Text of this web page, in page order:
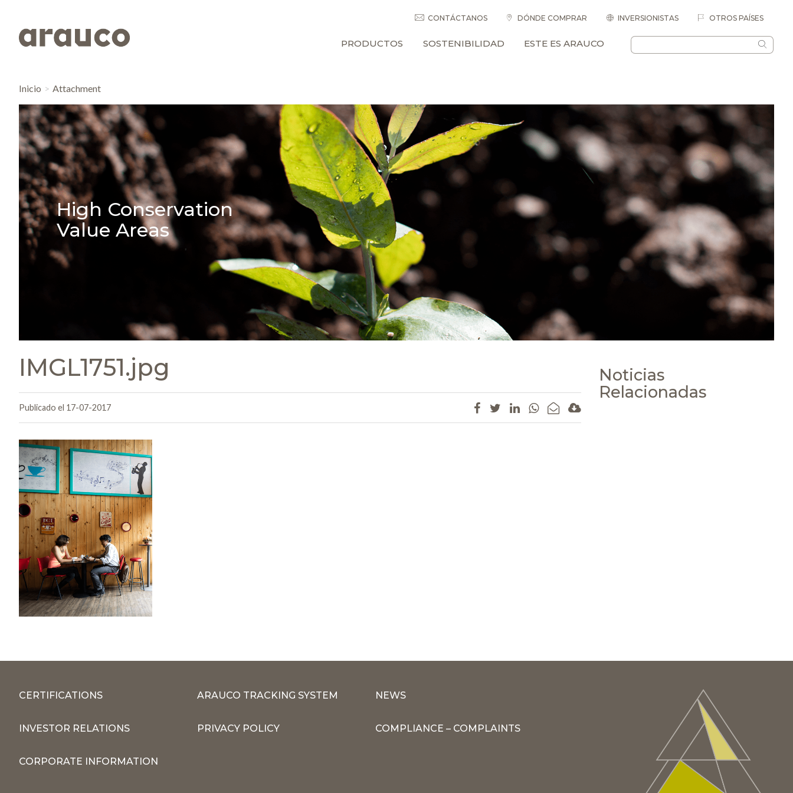
CONTÁCTANOS DÓNDE COMPRAR INVERSIONISTAS OTROS PAÍSES
PRODUCTOS SOSTENIBILIDAD ESTE ES ARAUCO
Inicio Attachment
High Conservation
Value Areas
IMGL1751.jpg
Publicado el 17-07-2017
Noticias
Relacionadas
CERTIFICATIONS ARAUCO TRACKING SYSTEM NEWS
INVESTOR RELATIONS PRIVACY POLICY COMPLIANCE – COMPLAINTS
CORPORATE INFORMATION